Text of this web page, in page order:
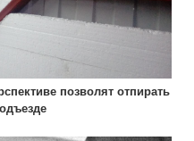
позволят отпирать